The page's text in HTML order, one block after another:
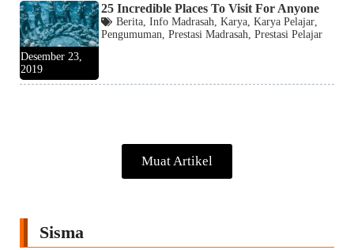
Desember 23,
2019
25 Incredible Places To Visit For Anyone
Berita Info Madrasah Karya Karya Pelajar
Pengumuman Prestasi Madrasah Prestasi Pelajar
Muat Artikel
Sisma